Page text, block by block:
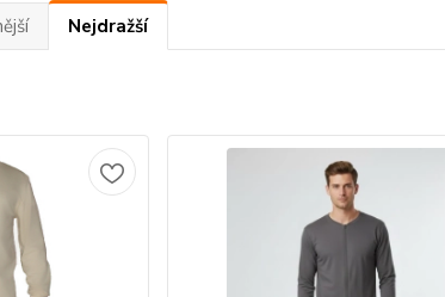
Nejdražší